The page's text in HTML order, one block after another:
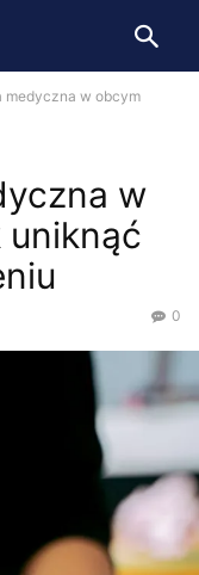
medyczna w obcym
w
uniknąć
0